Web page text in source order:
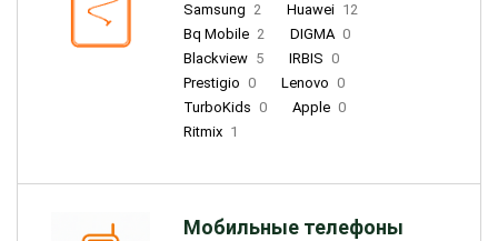
Samsung 2 Huawei 12
Bq Mobile 2 DIGMA 0
Blackview 5 IRBIS 0
Prestigio 0 Lenovo 0
TurboKids 0 Apple 0
Ritmix 1
Мобильные телефоны